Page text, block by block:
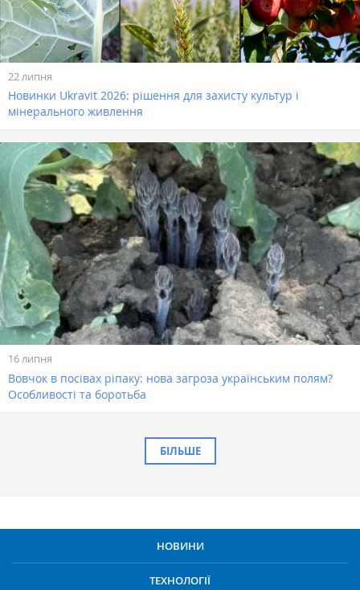
22 липня
Новинки Ukravit 2026: рішення для захисту культур і
мінерального живлення
16 липня
Вовчок в посівах ріпаку: нова загроза українським полям?
Особливості та боротьба
БІЛЬШЕ
НОВИНИ
ТЕХНОЛОГІЇ